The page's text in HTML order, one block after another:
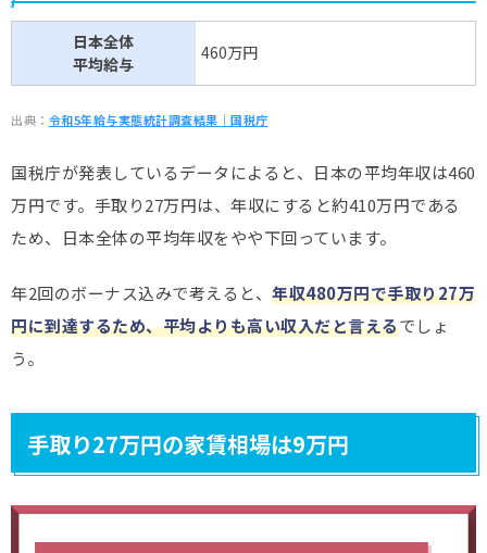
日本全体
平均給与
460万円
出典： 令和5年給与実態統計調査結果｜国税庁
国税庁が発表しているデータによると、日本の平均年収は460
万円です。手取り27万円は、年収にすると約410万円である
ため、日本全体の平均年収をやや下回っています。
年2回のボーナス込みで考えると、 年収480万円で手取り27万
円に到達するため、平均よりも高い収入だと言えるでしょ
う。
手取り27万円の家賃相場は9万円